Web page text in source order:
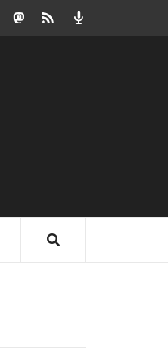
Mastodon.eus
RSS Podcast